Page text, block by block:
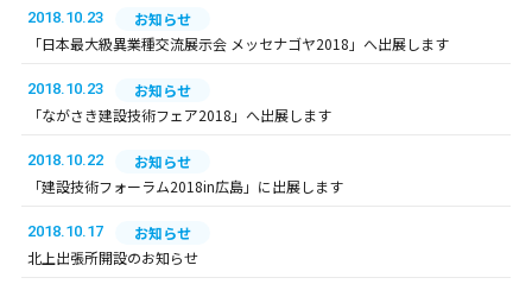
2018.10.23
お知らせ
「日本最大級異業種交流展示会 メッセナゴヤ2018」へ出展します
2018.10.23
お知らせ
「ながさき建設技術フェア2018」へ出展します
2018.10.22
お知らせ
「建設技術フォーラム2018in広島」に出展します
2018.10.17
お知らせ
北上出張所開設のお知らせ